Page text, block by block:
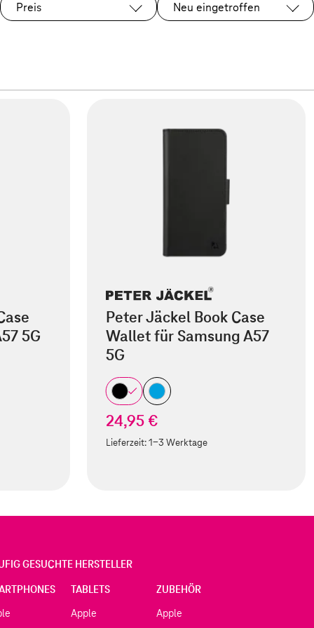
Preis Ausgewählt:
Neu eingetroffen
5G
Peter Jäckel Book Case
Wallet für Samsung A57
5G
24,95 €
Lieferzeit:1-3 Werktage
GESUCHTE HERSTELLER
TABLETS
Apple
ZUBEHÖR
Apple